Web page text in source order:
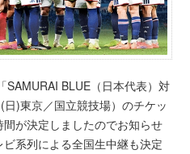
SAMURAI BLUE（日本代表）対
)東京／国立競技場）のチケッ
が決定しましたのでお知らせ
系列による全国生中継も決定